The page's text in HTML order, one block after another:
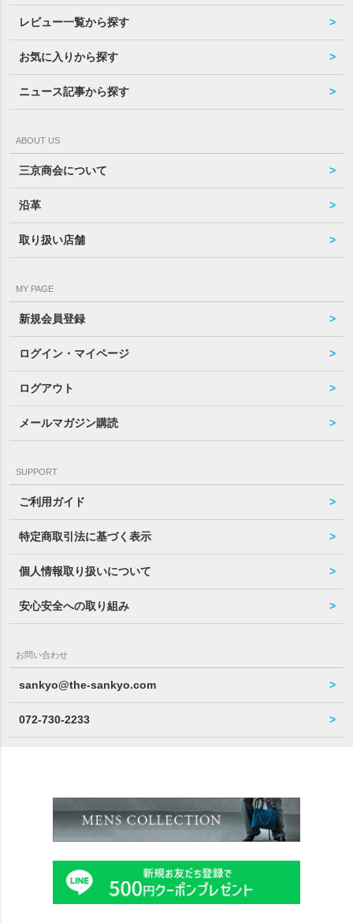
レビュー一覧から探す
お気に入りから探す
ニュース記事から探す
ABOUT US
三京商会について
沿革
取り扱い店舗
MY PAGE
新規会員登録
ログイン・マイページ
ログアウト
メールマガジン購読
SUPPORT
ご利用ガイド
特定商取引法に基づく表示
個人情報取り扱いについて
安心安全への取り組み
お問い合わせ
sankyo@the-sankyo.com
072-730-2233